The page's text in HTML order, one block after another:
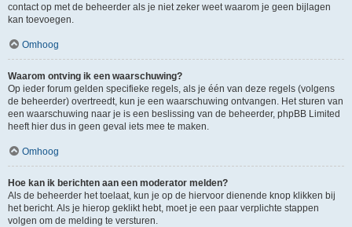
contact op met de beheerder als je niet zeker weet waarom je geen bijlagen
kan toevoegen.
Omhoog
Waarom ontving ik een waarschuwing?
Op ieder forum gelden specifieke regels, als je één van deze regels (volgens
de beheerder) overtreedt, kun je een waarschuwing ontvangen. Het sturen van
een waarschuwing naar je is een beslissing van de beheerder, phpBB Limited
heeft hier dus in geen geval iets mee te maken.
Omhoog
Hoe kan ik berichten aan een moderator melden?
Als de beheerder het toelaat, kun je op de hiervoor dienende knop klikken bij
het bericht. Als je hierop geklikt hebt, moet je een paar verplichte stappen
volgen om de melding te versturen.